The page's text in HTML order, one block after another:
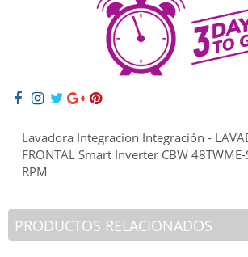
Lavadora Integracion Integración -
FRONTAL Smart Inverter CBW
RPM
PRODUCTOS RELACIONADOS